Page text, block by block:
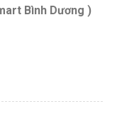
Bình Dương )